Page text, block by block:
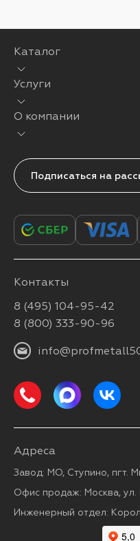
Каталог
Услуги
О компании
Контакты
8 (495) 104-95-42
8 (800) 333-90-96
Адреса
Завод: МО, Ступино, пгт.
Офис продаж: Москва, ул.
Инженерный отдел: